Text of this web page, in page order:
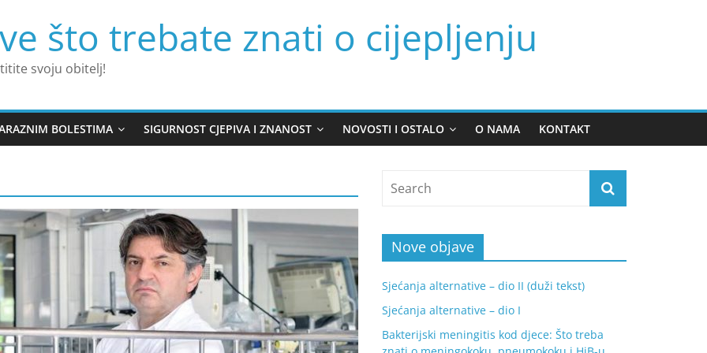
što trebate znati o cijepljenju
svoju obitelj!
BOLESTIMA SIGURNOST CJEPIVA I ZNANOST NOVOSTI I OSTALO O NAMA KONTAKT
Nove objave
Sjećanja alternative – dio II (duži tekst)
Sjećanja alternative – dio I
Bakterijski meningitis kod djece: Što treba